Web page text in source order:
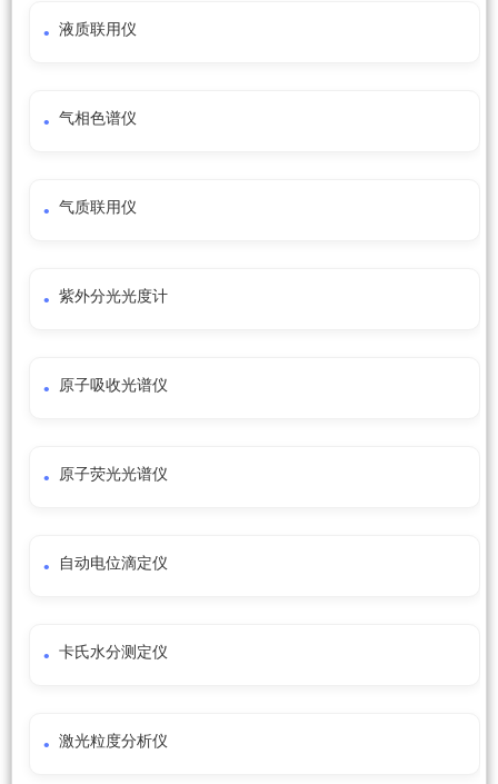
液质联用仪
气相色谱仪
气质联用仪
紫外分光光度计
原子吸收光谱仪
原子荧光光谱仪
自动电位滴定仪
卡氏水分测定仪
激光粒度分析仪